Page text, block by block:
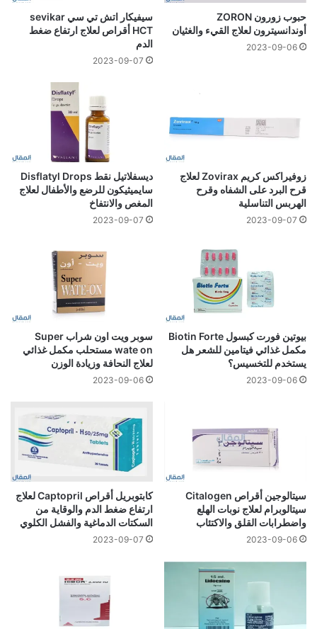
حبوب زورون ZORON
أوندانسيترون لعلاج القيء والغثيان
2023-09-06
سيفيكار اتش تي سي sevikar
HCT أقراص لعلاج ارتفاع ضغط
الدم
2023-09-07
زوفيراكس كريم Zovirax لعلاج
قرح البرد على الشفاه وقرح
الهربس التناسلية
2023-09-07
ديسفلاتيل نقط Disflatyl Drops
سايميثيكون للرضع والأطفال لعلاج
المغص والانتفاخ
2023-09-07
بيوتين فورت كبسول Biotin Forte
مكمل غذائي فيتامين للشعر هل
يستخدم للتخسيس؟
2023-09-06
سوبر ويت اون شراب Super
wate on مستحلب مكمل غذائي
لعلاج النحافة وزيادة الوزن
2023-09-06
سيتالوجين أقراص Citalogen
سيتالوبرام لعلاج نوبات الهلع
واضطرابات القلق والاكتئاب
2023-09-06
كابتوبريل أقراص Captopril لعلاج
ارتفاع ضغط الدم والوقاية من
السكتات الدماغية والفشل الكلوي
2023-09-07